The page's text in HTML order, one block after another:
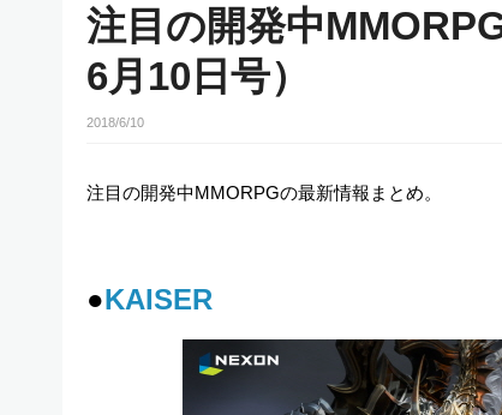
注目の開発中
6月10日号）
2018/6/10
注目の開発中MMORPGの最新情報まとめ。
●KAISER